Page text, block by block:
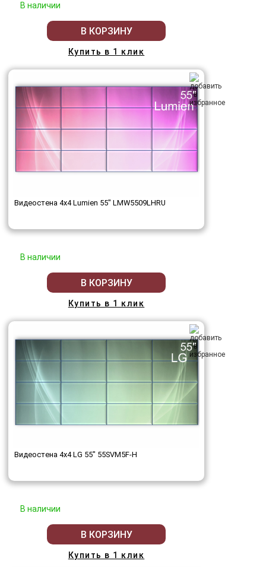
В наличии
В КОРЗИНУ
Купить в 1 клик
Видеостена 4x4 Lumien 55" LMW5509LHRU
В наличии
В КОРЗИНУ
Купить в 1 клик
Видеостена 4x4 LG 55" 55SVM5F-H
В наличии
В КОРЗИНУ
Купить в 1 клик